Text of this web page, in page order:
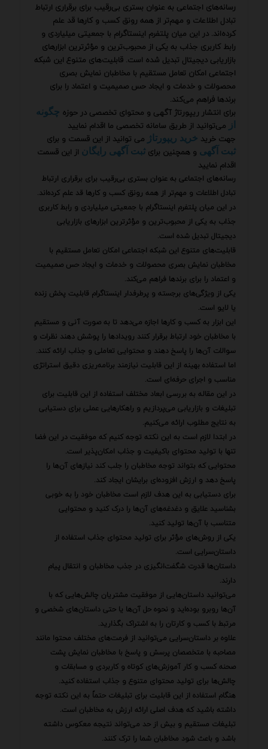
رسانه‌های اجتماعی به عنوان بستری بی‌رقیب برای برقراری ارتباط
تبادل اطلاعات و مهم‌تر از همه رونق کسب و کارها قد علم
کرده‌اند. در این میان پلتفرم اینستاگرام با جمعیتی میلیاردی و
رابط کاربری جذاب به یکی از محبوب‌ترین و مؤثرترین ابزارهای
بازاریابی دیجیتال تبدیل شده است. قابلیت‌های متنوع این شبکه
اجتماعی امکان تعامل مستقیم با مخاطبان نمایش بصری
محصولات و خدمات و ایجاد حس صمیمیت و اعتماد را برای
برندها فراهم می‌کند.
برای انتشار ریپورتاژ آگهی و محتوای تخصصی در حوزه چگونه
از می‌توانید از طریق سامانه تخصصی ما اقدام نمایید
جهت خرید خرید ریپورتاژ می توانید از این قسمت و برای
ثبت آگهی و همچنین برای ثبت آگهی رایگان از این قسمت
اقدام نمایید
رسانه‌های اجتماعی به عنوان بستری بی‌رقیب برای برقراری ارتباط
تبادل اطلاعات و مهم‌تر از همه رونق کسب و کارها قد علم کرده‌اند.
در این میان پلتفرم اینستاگرام با جمعیتی میلیاردی و رابط کاربری
جذاب به یکی از محبوب‌ترین و مؤثرترین ابزارهای بازاریابی
دیجیتال تبدیل شده است.
قابلیت‌های متنوع این شبکه اجتماعی امکان تعامل مستقیم با
مخاطبان نمایش بصری محصولات و خدمات و ایجاد حس صمیمیت
و اعتماد را برای برندها فراهم می‌کند.
یکی از ویژگی‌های برجسته و پرطرفدار اینستاگرام قابلیت پخش زنده
یا لایو است.
این ابزار به کسب و کارها اجازه می‌دهد تا به صورت آنی و مستقیم
با مخاطبان خود ارتباط برقرار کنند رویدادها را پوشش دهند نظرات و
سوالات آن‌ها را پاسخ دهند و محتوایی تعاملی و جذاب ارائه کنند.
اما استفاده بهینه از این قابلیت نیازمند برنامه‌ریزی دقیق استراتژی
مناسب و اجرای حرفه‌ای است.
در این مقاله به بررسی ابعاد مختلف استفاده از این قابلیت برای
تبلیغات و بازاریابی می‌پردازیم و راهکارهایی عملی برای دستیابی
به نتایج مطلوب ارائه می‌کنیم.
در ابتدا لازم است به این نکته توجه کنیم که موفقیت در این فضا
تنها با تولید محتوای باکیفیت و جذاب امکان‌پذیر است.
محتوایی که بتواند توجه مخاطبان را جلب کند نیازهای آن‌ها را
پاسخ دهد و ارزش افزوده‌ای برایشان ایجاد کند.
برای دستیابی به این هدف لازم است مخاطبان خود را به خوبی
بشناسید علایق و دغدغه‌های آن‌ها را درک کنید و محتوایی
متناسب با آن‌ها تولید کنید.
یکی از روش‌های مؤثر برای تولید محتوای جذاب استفاده از
داستان‌سرایی است.
داستان‌ها قدرت شگفت‌انگیزی در جذب مخاطبان و انتقال پیام
دارند.
می‌توانید داستان‌هایی از موفقیت مشتریان چالش‌هایی که با
آن‌ها روبرو بوده‌اید و نحوه حل آن‌ها یا حتی داستان‌های شخصی و
مرتبط با کسب و کارتان را به اشتراک بگذارید.
علاوه بر داستان‌سرایی می‌توانید از فرمت‌های مختلف محتوا مانند
مصاحبه با متخصصان پرسش و پاسخ با مخاطبان نمایش پشت
صحنه کسب و کار آموزش‌های کوتاه و کاربردی و مسابقات و
چالش‌ها برای تولید محتوای متنوع و جذاب استفاده کنید.
هنگام استفاده از این قابلیت برای تبلیغات حتماً به این نکته توجه
داشته باشید که هدف اصلی ارائه ارزش به مخاطبان است.
تبلیغات مستقیم و بیش از حد می‌تواند نتیجه معکوس داشته
باشد و باعث شود مخاطبان شما را ترک کنند.